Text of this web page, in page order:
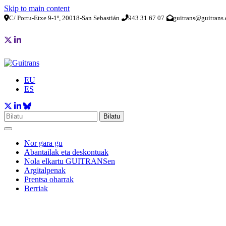
Skip to main content
C/ Portu-Etxe 9-1º, 20018-San Sebastián 943 31 67 07
EU
ES
Bilatu
Nor gara gu
Abantailak eta deskontuak
Nola elkartu GUITRANSen
Argitalpenak
Prentsa oharrak
Berriak